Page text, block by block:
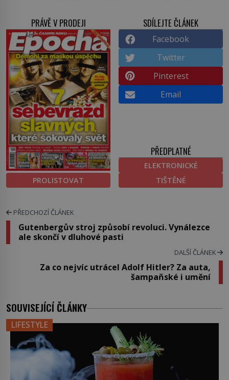
PRÁVĚ V PRODEJI
PROLISTOVAT
SDÍLEJTE ČLÁNEK
Facebook
Twitter
Pinterest
Email
PŘEDPLATNÉ
ELEKTRONICKÉ
TIŠTĚNÉ
PŘEDCHOZÍ ČLÁNEK
Gutenbergův stroj způsobí revoluci. Vynálezce
ale skončí v dluhové pasti
DALŠÍ ČLÁNEK
Za co nejvíc utrácel Adolf Hitler? Za auta,
šampaňské i umění
SOUVISEJÍCÍ ČLÁNKY
LIFESTYLE